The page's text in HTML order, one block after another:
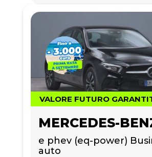
VALORE FUTURO
e phev (eq-power)
auto